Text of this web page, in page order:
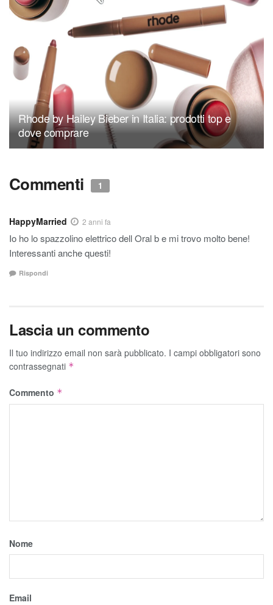
Rhode by Hailey Bieber in Italia: prodotti top e
dove comprare
Commenti 1
HappyMarried 2 anni fa
Io ho lo spazzolino elettrico dell Oral b e mi trovo molto bene!
Interessanti anche questi!
Rispondi
Lascia un commento
Il tuo indirizzo email non sarà pubblicato. I campi obbligatori sono
contrassegnati *
Commento *
Nome
Email